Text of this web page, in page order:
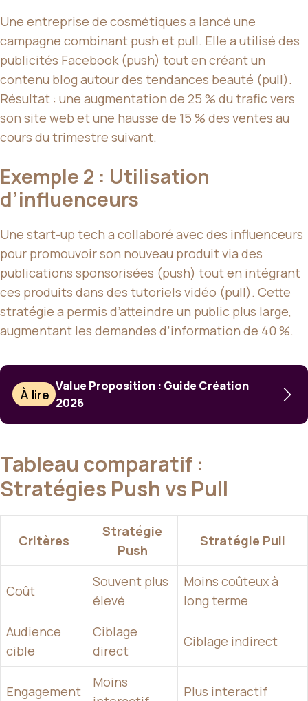
Une entreprise de cosmétiques a lancé une
campagne combinant push et pull. Elle a utilisé des
publicités Facebook (push) tout en créant un
contenu blog autour des tendances beauté (pull).
Résultat : une augmentation de 25 % du trafic vers
son site web et une hausse de 15 % des ventes au
cours du trimestre suivant.
Exemple 2 : Utilisation
d’influenceurs
Une start-up tech a collaboré avec des influenceurs
pour promouvoir son nouveau produit via des
publications sponsorisées (push) tout en intégrant
ces produits dans des tutoriels vidéo (pull). Cette
stratégie a permis d’atteindre un public plus large,
augmentant les demandes d’information de 40 %.
À lire
Value Proposition : Guide Création
2026
Tableau comparatif :
Stratégies Push vs Pull
Critères
Stratégie
Push
Stratégie Pull
Coût
Souvent plus
élevé
Moins coûteux à
long terme
Audience
cible
Ciblage
direct
Ciblage indirect
Engagement
Moins
Plus interactif